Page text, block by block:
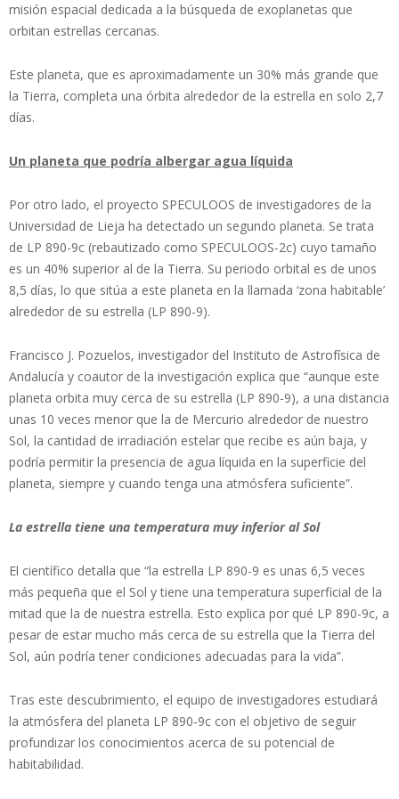
misión espacial dedicada a la búsqueda de exoplanetas que
orbitan estrellas cercanas.
Este planeta, que es aproximadamente un 30% más grande que
la Tierra, completa una órbita alrededor de la estrella en solo 2,7
días.
Un planeta que podría albergar agua líquida
Por otro lado, el proyecto SPECULOOS de investigadores de la
Universidad de Lieja ha detectado un segundo planeta. Se trata
de LP 890-9c (rebautizado como SPECULOOS-2c) cuyo tamaño
es un 40% superior al de la Tierra. Su periodo orbital es de unos
8,5 días, lo que sitúa a este planeta en la llamada ‘zona habitable’
alrededor de su estrella (LP 890-9).
Francisco J. Pozuelos, investigador del Instituto de Astrofísica de
Andalucía y coautor de la investigación explica que “aunque este
planeta orbita muy cerca de su estrella (LP 890-9), a una distancia
unas 10 veces menor que la de Mercurio alrededor de nuestro
Sol, la cantidad de irradiación estelar que recibe es aún baja, y
podría permitir la presencia de agua líquida en la superficie del
planeta, siempre y cuando tenga una atmósfera suficiente”.
La estrella tiene una temperatura muy inferior al Sol
El científico detalla que “la estrella LP 890-9 es unas 6,5 veces
más pequeña que el Sol y tiene una temperatura superficial de la
mitad que la de nuestra estrella. Esto explica por qué LP 890-9c, a
pesar de estar mucho más cerca de su estrella que la Tierra del
Sol, aún podría tener condiciones adecuadas para la vida”.
Tras este descubrimiento, el equipo de investigadores estudiará
la atmósfera del planeta LP 890-9c con el objetivo de seguir
profundizar los conocimientos acerca de su potencial de
habitabilidad.